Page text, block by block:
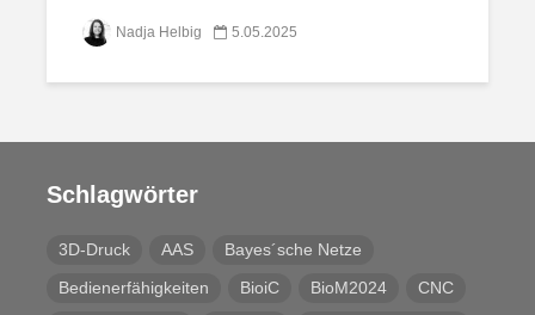
Nadja Helbig 5.05.2025
Schlagwörter
3D-Druck AAS
Bayes´sche Netze
Bedienerfähigkeiten
BioiC BioM2024
CNC